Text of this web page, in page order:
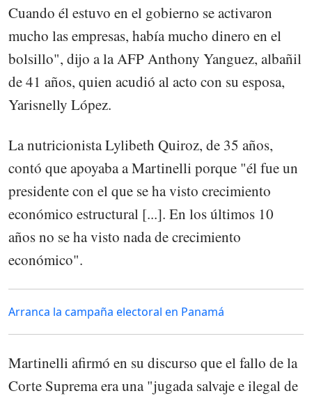
Cuando él estuvo en el gobierno se activaron
mucho las empresas, había mucho dinero en el
bolsillo", dijo a la AFP Anthony Yanguez, albañil
de 41 años, quien acudió al acto con su esposa,
Yarisnelly López.
La nutricionista Lylibeth Quiroz, de 35 años,
contó que apoyaba a Martinelli porque "él fue un
presidente con el que se ha visto crecimiento
económico estructural [...]. En los últimos 10
años no se ha visto nada de crecimiento
económico".
Arranca la campaña electoral en Panamá
Martinelli afirmó en su discurso que el fallo de la
Corte Suprema era una "jugada salvaje e ilegal de